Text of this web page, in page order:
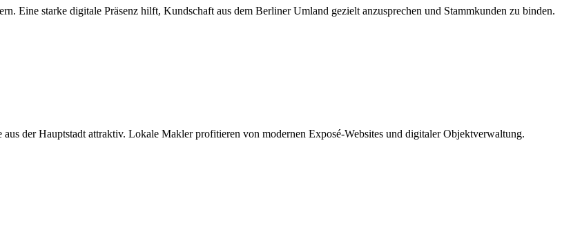
Eine starke digitale Präsenz hilft, Kundschaft aus dem Berliner Umland gezielt anzusprechen und Stammkunden zu binden.
der Hauptstadt attraktiv. Lokale Makler profitieren von modernen Exposé-Websites und digitaler Objektverwaltung.